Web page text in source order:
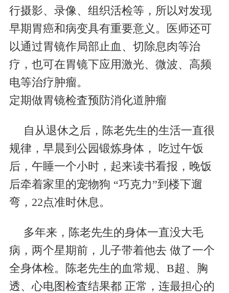
行摄影、录像、组织活检等，所以对发现
早期胃癌和病变具有重要意义。医师还可
以通过胃镜作局部止血、切除息肉等治
疗，也可在胃镜下应用激光、微波、高频
电等治疗肿瘤。
定期做胃镜检査预防消化道肿瘤
自从退休之后，陈老先生的生活一直很
规律，早晨到公园锻炼身体， 吃过午饭
后，午睡一个小时，起来读书看报，晚饭
后牵着家里的宠物狗 “巧克力”到楼下遛
弯， 22点准时休息。
多年来，陈老先生的身体一直没大毛
病，两个星期前，儿子带着他去 做了一个
全身体检。陈老先生的血常规、 B超、胸
透、心电图检査结果都 正常，连最担心的